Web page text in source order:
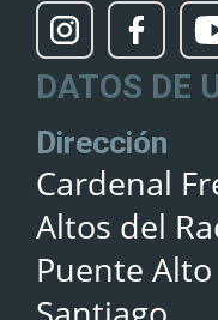
DATOS DE
Dirección
Cardenal
Altos del
Puente Alto